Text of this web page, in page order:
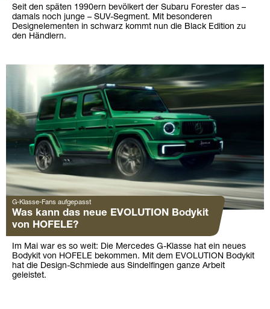
Seit den späten 1990ern bevölkert der Subaru Forester das –
damals noch junge – SUV-Segment. Mit besonderen
Designelementen in schwarz kommt nun die Black Edition zu
den Händlern.
G-Klasse-Fans aufgepasst
Was kann das neue EVOLUTION Bodykit
von HOFELE?
Im Mai war es so weit: Die Mercedes G-Klasse hat ein neues
Bodykit von HOFELE bekommen. Mit dem EVOLUTION Bodykit
hat die Design-Schmiede aus Sindelfingen ganze Arbeit
geleistet.